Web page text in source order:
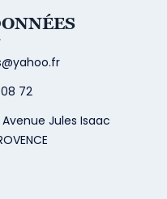
72
Jules Isaac